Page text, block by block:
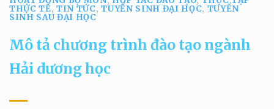
THỰC TẾ,TIN TỨC,TUYỂN SINH ĐẠI HỌC, TUYỂN
SINH SAU ĐẠI HỌC
Mô tả chương trình đào tạo ngành
Hải dương học